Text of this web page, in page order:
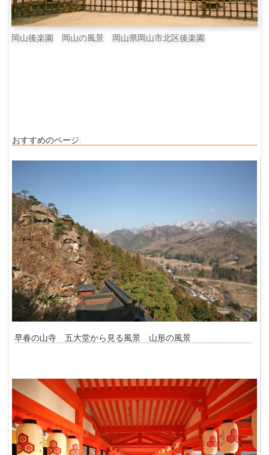
岡山後楽園 岡山の風景 岡山県岡山市北区後楽園
おすすめのページ:
早春の山寺 五大堂から見る風景 山形の風景